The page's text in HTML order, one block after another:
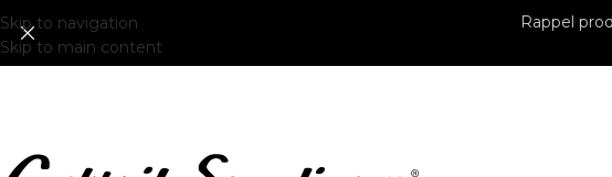
Skip to navigation
Skip to main content
Rappel